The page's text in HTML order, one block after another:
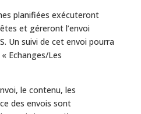
planifiées exécuteront
et géreront l’envoi
Un suivi de cet envoi pourra
Echanges/Les
le contenu, les
des envois sont